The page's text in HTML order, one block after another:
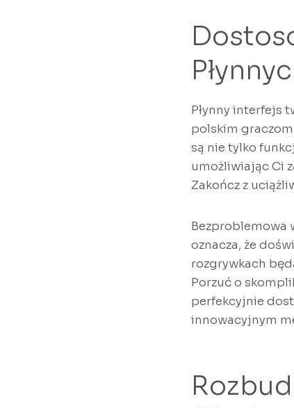
Płynny interfejs
polskim
są nie tylko
umożliwiając Ci
Zakończ z
Bezproblemowa
oznacza, że
rozgrywkach
Porzuć o
perfekcyjnie
innowacyjnym